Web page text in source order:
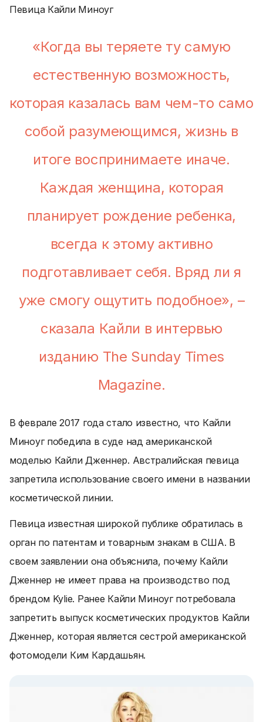
Певица Кайли Миноуг
«Когда вы теряете ту самую
естественную возможность,
которая казалась вам чем-то само
собой разумеющимся, жизнь в
итоге воспринимаете иначе.
Каждая женщина, которая
планирует рождение ребенка,
всегда к этому активно
подготавливает себя. Вряд ли я
уже смогу ощутить подобное», –
сказала Кайли в интервью
изданию The Sunday Times
Magazine.
В феврале 2017 года стало известно, что Кайли
Миноуг победила в суде над американской
моделью Кайли Дженнер. Австралийская певица
запретила использование своего имени в названии
косметической линии.
Певица известная широкой публике обратилась в
орган по патентам и товарным знакам в США. В
своем заявлении она объяснила, почему Кайли
Дженнер не имеет права на производство под
брендом Kylie. Ранее Кайли Миноуг потребовала
запретить выпуск косметических продуктов Кайли
Дженнер, которая является сестрой американской
фотомодели Ким Кардашьян.